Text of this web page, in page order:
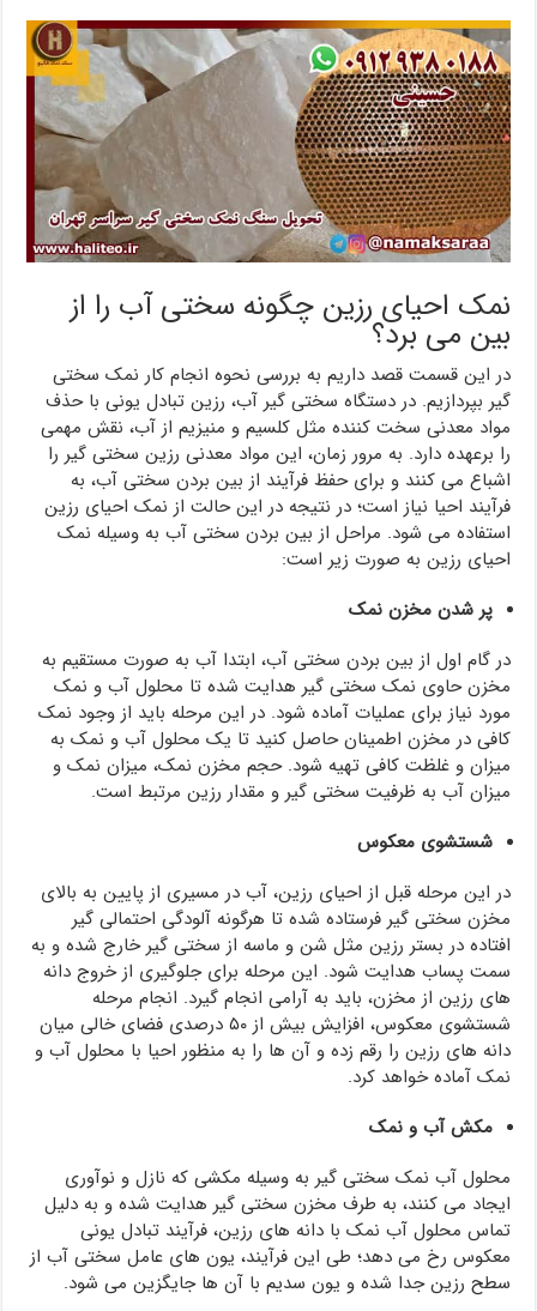
نمک احیای رزین چگونه سختی آب را از
بین می برد؟
در این قسمت قصد داریم به بررسی نحوه انجام کار نمک سختی
گیر بپردازیم. در دستگاه سختی گیر آب، رزین تبادل یونی با حذف
مواد معدنی سخت کننده مثل کلسیم و منیزیم از آب، نقش مهمی
را برعهده دارد. به مرور زمان، این مواد معدنی رزین سختی گیر را
اشباع می کنند و برای حفظ فرآیند از بین بردن سختی آب، به
فرآیند احیا نیاز است؛ در نتیجه در این حالت از نمک احیای رزین
استفاده می شود. مراحل از بین بردن سختی آب به وسیله نمک
احیای رزین به صورت زیر است:
پر شدن مخزن نمک
در گام اول از بین بردن سختی آب، ابتدا آب به صورت مستقیم به
مخزن حاوی نمک سختی گیر هدایت شده تا محلول آب و نمک
مورد نیاز برای عملیات آماده شود. در این مرحله باید از وجود نمک
کافی در مخزن اطمینان حاصل کنید تا یک محلول آب و نمک به
میزان و غلظت کافی تهیه شود‌. حجم مخزن نمک، میزان نمک و
میزان آب به ظرفیت سختی گیر و مقدار رزین مرتبط است.
شستشوی معکوس
در این مرحله قبل از احیای رزین، آب در مسیری از پایین به بالای
مخزن سختی گیر فرستاده شده تا هرگونه آلودگی احتمالی گیر
افتاده در بستر رزین مثل شن و ماسه از سختی گیر خارج شده و به
سمت پساب هدایت شود. این مرحله برای جلوگیری از خروج دانه
های رزین از مخزن، باید به آرامی انجام گیرد. انجام مرحله
شستشوی معکوس، افزایش بیش از ۵۰ درصدی فضای خالی میان
دانه های رزین را رقم زده و آن ها را به منظور احیا با محلول آب و
نمک آماده خواهد کرد.
مکش آب و نمک
محلول آب نمک سختی گیر به وسیله مکشی که نازل و نوآوری
ایجاد می کنند، به طرف مخزن سختی گیر هدایت شده و به دلیل
تماس محلول آب نمک با دانه های رزین، فرآیند تبادل یونی
معکوس رخ می دهد؛ طی این فرآیند، یون های عامل سختی آب از
سطح رزین جدا شده و یون سدیم با آن ها جایگزین می شود.